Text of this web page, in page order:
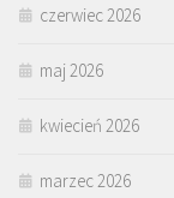
czerwiec 2026
maj 2026
kwiecień 2026
marzec 2026